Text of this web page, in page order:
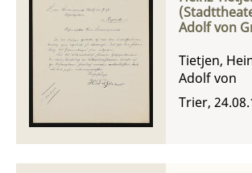
Adolf von
Tietjen,
Adolf von
Trier,